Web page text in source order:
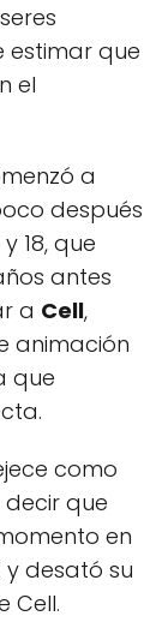
estimar que
el
a
después
18, que
antes
a Cell,
animación
que
como
que
en
y desató su
Cell.